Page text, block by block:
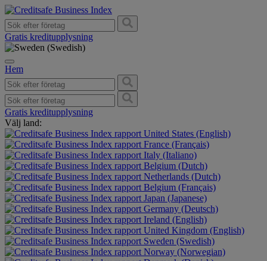
Gratis kreditupplysning
Hem
Gratis kreditupplysning
Välj land:
United States (English)
France (Français)
Italy (Italiano)
Belgium (Dutch)
Netherlands (Dutch)
Belgium (Français)
Japan (Japanese)
Germany (Deutsch)
Ireland (English)
United Kingdom (English)
Sweden (Swedish)
Norway (Norwegian)